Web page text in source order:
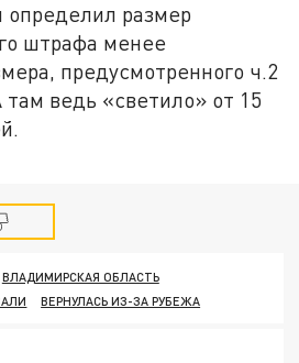
определил размер
штрафа менее
предусмотренного ч.2
ведь «светило» от 15
ВЛАДИМИРСКАЯ ОБЛАСТЬ
ВЕРНУЛАСЬ ИЗ-ЗА РУБЕЖА